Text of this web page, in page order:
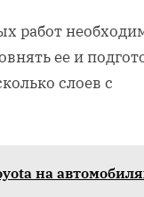
работ
ее и
слоев с
на